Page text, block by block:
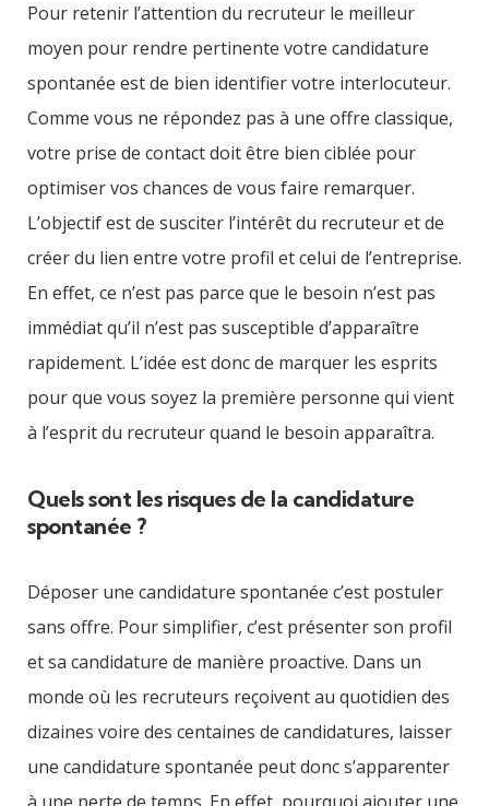
Pour retenir l’attention du recruteur le meilleur
moyen pour rendre pertinente votre candidature
spontanée est de bien identifier votre interlocuteur.
Comme vous ne répondez pas à une offre classique,
votre prise de contact doit être bien ciblée pour
optimiser vos chances de vous faire remarquer.
L’objectif est de susciter l’intérêt du recruteur et de
créer du lien entre votre profil et celui de l’entreprise.
En effet, ce n’est pas parce que le besoin n’est pas
immédiat qu’il n’est pas susceptible d’apparaître
rapidement. L’idée est donc de marquer les esprits
pour que vous soyez la première personne qui vient
à l’esprit du recruteur quand le besoin apparaîtra.
Quels sont les risques de la candidature
spontanée ?
Déposer une candidature spontanée c’est postuler
sans offre. Pour simplifier, c’est présenter son profil
et sa candidature de manière proactive. Dans un
monde où les recruteurs reçoivent au quotidien des
dizaines voire des centaines de candidatures, laisser
une candidature spontanée peut donc s’apparenter